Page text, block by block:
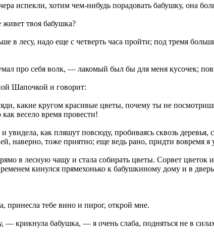
испекли, хотим чем-нибудь порадовать бабушку, она
твоя бабушка?
в лесу, надо еще с четверть часа пройти; под тремя
про себя волк, — лакомый был бы для меня кусочек;
Шапочкой и говорит:
какие кругом красивые цветы, почему ты не
весело время провести!
увидела, как пляшут повсюду, пробиваясь сквозь
наверно, тоже приятно; еще ведь рано, придти вовремя я
в лесную чащу и стала собирать цветы. Сорвет
кинулся прямехонько к бабушкиному дому и в дверь
тебе вино и пирог, открой мне.
крикнула бабушка, — я очень слаба, подняться не в